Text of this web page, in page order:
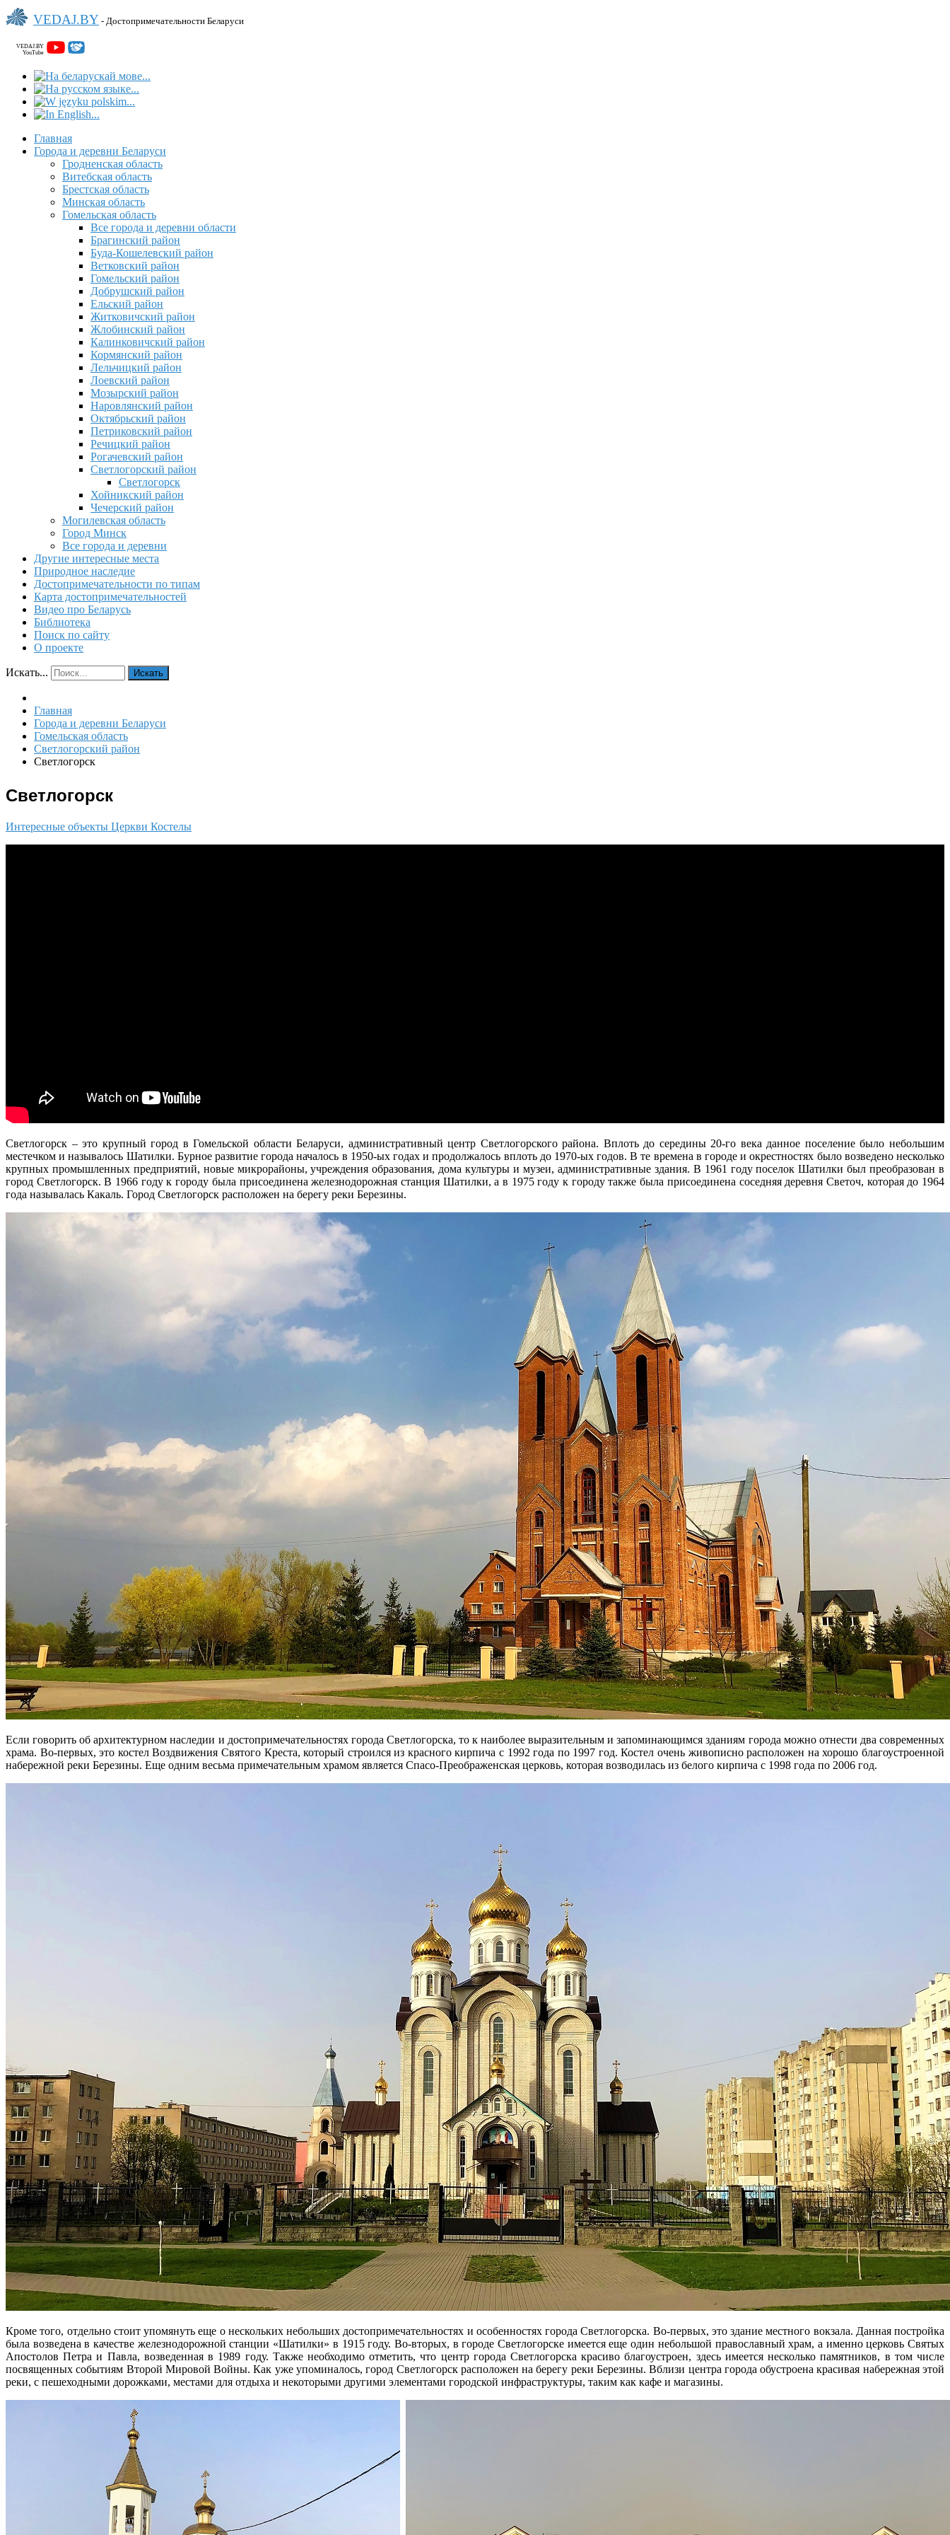
VEDAJ.BY - Достопримечательности Беларуси
VEDAJ.BY
YouTube
Главная
Города и деревни Беларуси
Гродненская область
Витебская область
Брестская область
Минская область
Гомельская область
Все города и деревни области
Брагинский район
Буда-Кошелевский район
Ветковский район
Гомельский район
Добрушский район
Ельский район
Житковичский район
Жлобинский район
Калинковичский район
Кормянский район
Лельчицкий район
Лоевский район
Мозырский район
Наровлянский район
Октябрьский район
Петриковский район
Речицкий район
Рогачевский район
Светлогорский район
Светлогорск
Хойникский район
Чечерский район
Могилевская область
Город Минск
Все города и деревни
Другие интересные места
Природное наследие
Достопримечательности по типам
Карта достопримечательностей
Видео про Беларусь
Библиотека
Поиск по сайту
О проекте
Искать... Искать
Главная
Города и деревни Беларуси
Гомельская область
Светлогорский район
Светлогорск
Светлогорск
Интересные объекты Церкви Костелы
Светлогорск – это крупный город в Гомельской области Беларуси, административный центр Светлогорского района. Вплоть до середины 20-го века данное поселение было небольшим
местечком и называлось Шатилки. Бурное развитие города началось в 1950-ых годах и продолжалось вплоть до 1970-ых годов. В те времена в городе и окрестностях было возведено несколько
крупных промышленных предприятий, новые микрорайоны, учреждения образования, дома культуры и музеи, административные здания. В 1961 году поселок Шатилки был преобразован в
город Светлогорск. В 1966 году к городу была присоединена железнодорожная станция Шатилки, а в 1975 году к городу также была присоединена соседняя деревня Светоч, которая до 1964
года называлась Какаль. Город Светлогорск расположен на берегу реки Березины.
Если говорить об архитектурном наследии и достопримечательностях города Светлогорска, то к наиболее выразительным и запоминающимся зданиям города можно отнести два современных
храма. Во-первых, это костел Воздвижения Святого Креста, который строился из красного кирпича с 1992 года по 1997 год. Костел очень живописно расположен на хорошо благоустроенной
набережной реки Березины. Еще одним весьма примечательным храмом является Спасо-Преображенская церковь, которая возводилась из белого кирпича с 1998 года по 2006 год.
Кроме того, отдельно стоит упомянуть еще о нескольких небольших достопримечательностях и особенностях города Светлогорска. Во-первых, это здание местного вокзала. Данная постройка
была возведена в качестве железнодорожной станции «Шатилки» в 1915 году. Во-вторых, в городе Светлогорске имеется еще один небольшой православный храм, а именно церковь Святых
Апостолов Петра и Павла, возведенная в 1989 году. Также необходимо отметить, что центр города Светлогорска красиво благоустроен, здесь имеется несколько памятников, в том числе
посвященных событиям Второй Мировой Войны. Как уже упоминалось, город Светлогорск расположен на берегу реки Березины. Вблизи центра города обустроена красивая набережная этой
реки, с пешеходными дорожками, местами для отдыха и некоторыми другими элементами городской инфраструктуры, таким как кафе и магазины.